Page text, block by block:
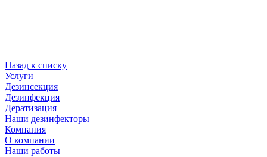
Назад к списку
Услуги
Дезинсекция
Дезинфекция
Дератизация
Наши дезинфекторы
Компания
О компании
Наши работы